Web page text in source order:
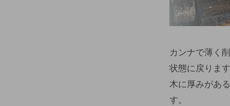
カンナで薄く
状態に戻りま
木に厚みがあ
す。